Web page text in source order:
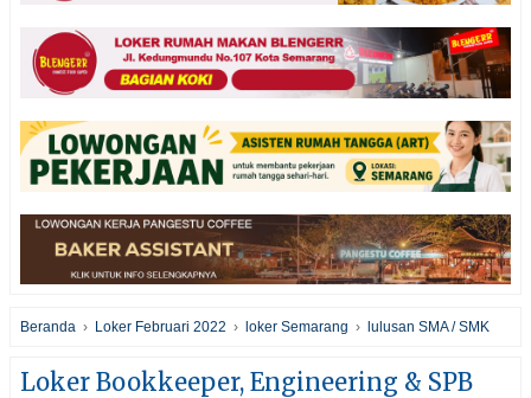
Beranda › Loker Februari 2022 › loker Semarang › lulusan SMA / SMK
Loker Bookkeeper, Engineering & SPB